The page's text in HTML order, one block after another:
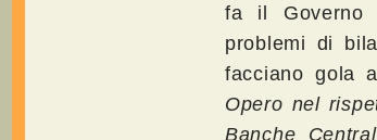
fa il Governo
problemi di
facciano gola
Opero nel
Banche